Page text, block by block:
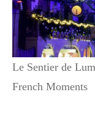
Le Sentier de
French Moments